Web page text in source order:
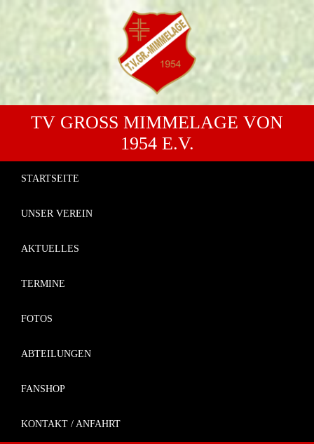
TV GROSS MIMMELAGE VON 1
954 E.V.
STARTSEITE
UNSER VEREIN
AKTUELLES
TERMINE
FOTOS
ABTEILUNGEN
FANSHOP
KONTAKT / ANFAHRT